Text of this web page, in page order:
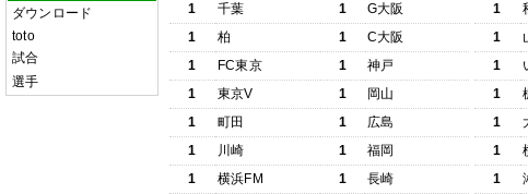
ダウンロード
toto
試合
選手
1
千葉 1
G大阪
1
柏 1
C大阪
1
FC東京 1
神戸
1
東京V 1
岡山
1
町田 1
広島
1
川崎 1
福岡
1
横浜FM 1 長崎
1
1
1
1
1
1
1